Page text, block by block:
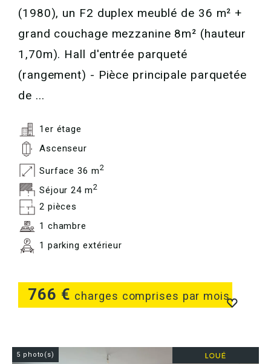
766 € charges comprises par mois
(1980), un F2 duplex meublé de 36 m² +
grand couchage mezzanine 8m² (hauteur
1,70m). Hall d'entrée parqueté
(rangement) - Pièce principale parquetée
de ...
1er étage
Ascenseur
Surface 36 m2
Séjour 24 m2
2 pièces
1 chambre
1 parking extérieur
5 photo(s)